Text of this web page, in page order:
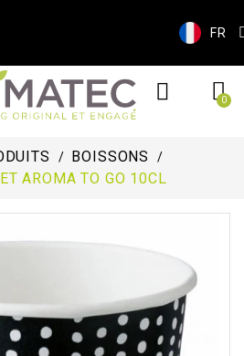
FR
BOISSONS
AROMA TO GO 10CL